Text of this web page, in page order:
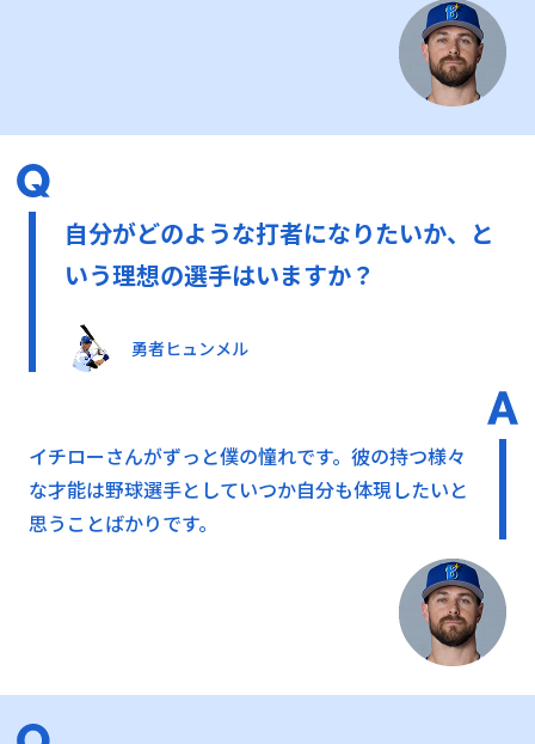
自分がどのような打者になりたいか、と
いう理想の選手はいますか？
勇者ヒュンメル
イチローさんがずっと僕の憧れです。彼の持つ様々
な才能は野球選手としていつか自分も体現したいと
思うことばかりです。